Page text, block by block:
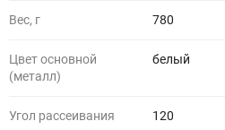
Вес, г 780
Цвет основной
(металл)
белый
Угол рассеивания 120